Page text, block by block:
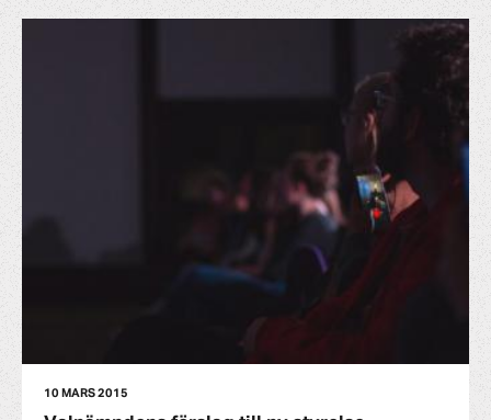
10 MARS 2015